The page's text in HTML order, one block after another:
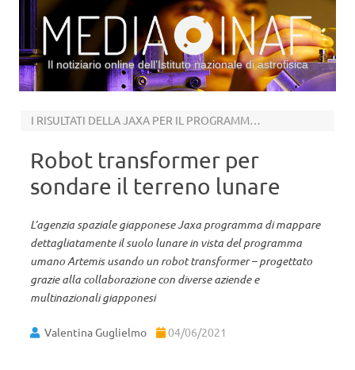
Il notiziario online dell’Istituto nazionale di astrofisica
I RISULTATI DELLA JAXA PER IL PROGRAMMA ARTEMIS
Robot transformer per
sondare il terreno lunare
L’agenzia spaziale giapponese Jaxa programma di mappare
dettagliatamente il suolo lunare in vista del programma
umano Artemis usando un robot transformer – progettato
grazie alla collaborazione con diverse aziende e
multinazionali giapponesi
Valentina Guglielmo 04/06/2021